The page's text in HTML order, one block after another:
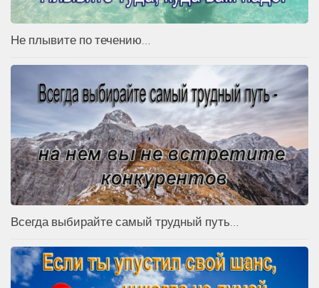
Не плывите по течению…
Всегда выбирайте самый трудный путь…